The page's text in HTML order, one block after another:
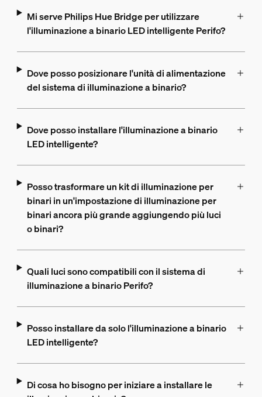
Mi serve Philips Hue Bridge per utilizzare
l'illuminazione a binario LED intelligente Perifo?
Dove posso posizionare l'unità di alimentazione
del sistema di illuminazione a binario?
Dove posso installare l'illuminazione a binario
LED intelligente?
Posso trasformare un kit di illuminazione per
binari in un'impostazione di illuminazione per
binari ancora più grande aggiungendo più luci
o binari?
Quali luci sono compatibili con il sistema di
illuminazione a binario Perifo?
Posso installare da solo l'illuminazione a binario
LED intelligente?
Di cosa ho bisogno per iniziare a installare le